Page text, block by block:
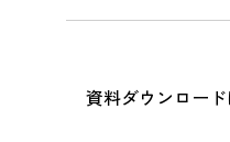
資料ダウンロー